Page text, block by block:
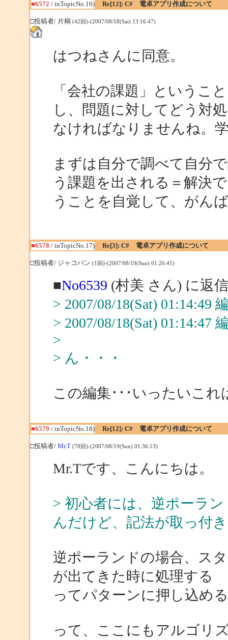
■6572 / inTopicNo.16) Re[12]: C# 電卓アプリ作成について
□投稿者/ 片桐 (42回)-(2007/08/18(Sat) 13:16:47)
はつねさんに同意。
「会社の課題」というこ
し、問題に対してどう対
なければなりませんね。
まずは自分で調べて自分
う課題を出される＝解決
うことを自覚して、がん
■6578 / inTopicNo.17) Re[3]: C# 電卓アプリ作成について
□投稿者/ ジャコバン (1回)-(2007/08/19(Sun) 01:26:41)
■No6539 (村美 さん) に返信
> 2007/08/18(Sat) 01:14:49
> 2007/08/18(Sat) 01:14:47
>
> ん・・・
この編集･･･いったいこ
■6579 / inTopicNo.18) Re[12]: C# 電卓アプリ作成について
□投稿者/ Mr.T (78回)-(2007/08/19(Sun) 01:36:13)
Mr.Tです、こんにちは。
> 初心者には、逆ポーラ
んだけど、記法が取っ付
逆ポーランドの場合、ス
が出てきた時に処理する
ってパターンに押し込め
って、ここにもアルゴリ